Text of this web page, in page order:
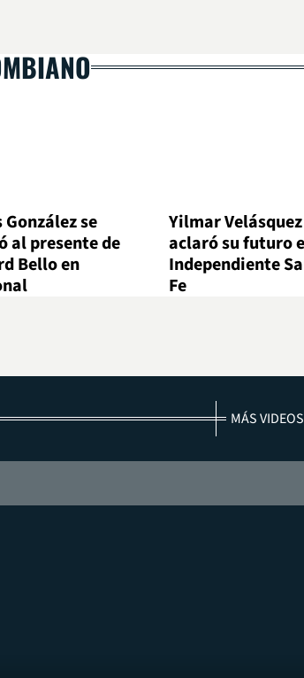
González se
al presente de
Bello en
Yilmar Velásquez
aclaró su futuro
Independiente
Fe
MÁS VIDEOS